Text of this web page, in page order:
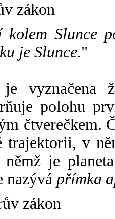
zákon
kolem Slunce
je Slunce."
vyznačena
polohu
čtverečkem.
trajektorii, v
je
nazývá přímka
zákon